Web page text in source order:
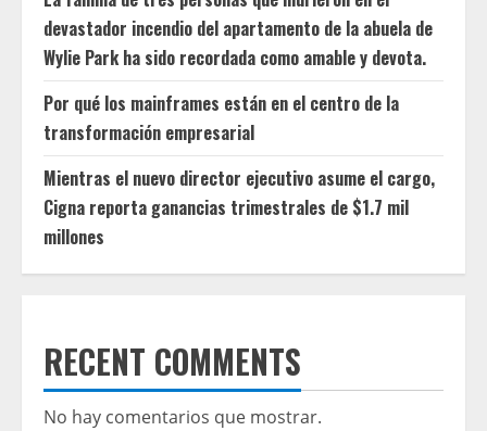
devastador incendio del apartamento de la abuela de
Wylie Park ha sido recordada como amable y devota.
Por qué los mainframes están en el centro de la
transformación empresarial
Mientras el nuevo director ejecutivo asume el cargo,
Cigna reporta ganancias trimestrales de $1.7 mil
millones
RECENT COMMENTS
No hay comentarios que mostrar.